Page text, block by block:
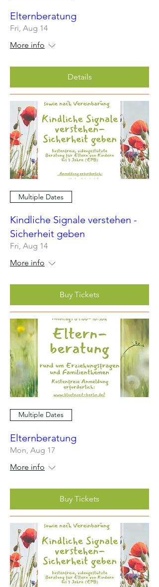
Elternberatung
Fri, Aug 14
More info
Details
Multiple Dates
Kindliche Signale verstehen -
Sicherheit geben
Fri, Aug 14
More info
Buy Tickets
Multiple Dates
Elternberatung
Mon, Aug 17
More info
Buy Tickets